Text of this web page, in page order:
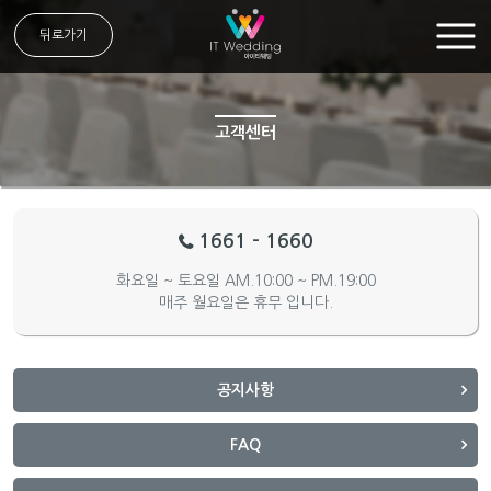
뒤로가기
고객센터
1661 - 1660
화요일 ~ 토요일 AM.10:00 ~ PM.19:00
매주 월요일은 휴무 입니다.
공지사항
FAQ